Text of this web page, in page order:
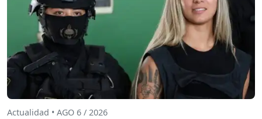
Actualidad • AGO 6 / 2026